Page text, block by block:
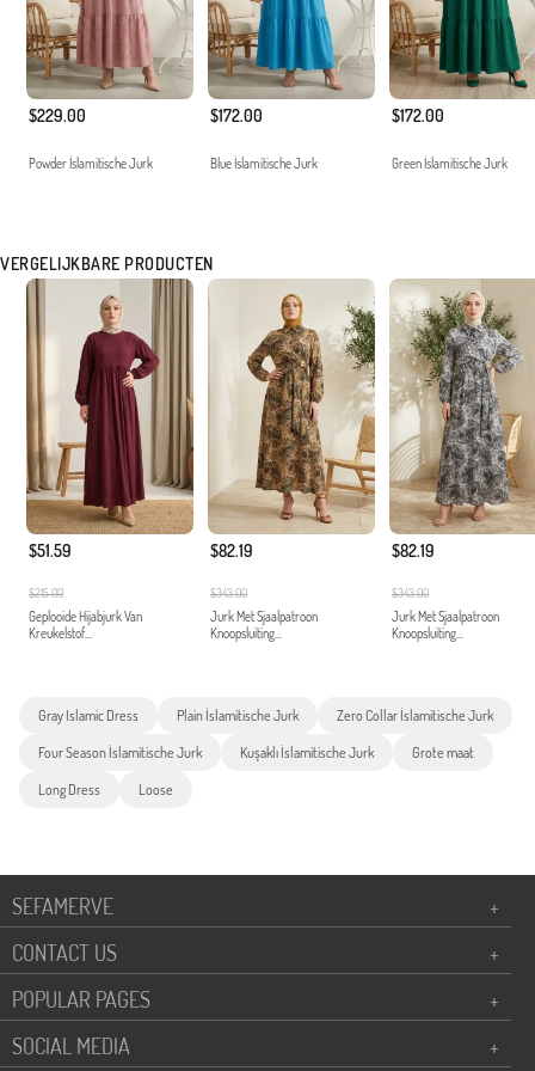
$229.00
Powder İslamitische Jurk
$172.00
Blue İslamitische Jurk
$172.00
Green İslamitische Jurk
VERGELIJKBARE PRODUCTEN
$51.59
$215.00
Geplooide Hijabjurk Van
Kreukelstof...
$82.19
$343.00
Jurk Met Sjaalpatroon
Knoopsluiting...
$82.19
$343.00
Jurk Met Sjaalpatroon
Knoopsluiting...
Gray Islamic Dress Plain İslamitische Jurk Zero Collar İslamitische Jurk
Four Season İslamitische Jurk Kuşaklı İslamitische Jurk Grote maat
Long Dress Loose
SEFAMERVE
+
CONTACT US
+
POPULAR PAGES
+
SOCIAL MEDIA
+